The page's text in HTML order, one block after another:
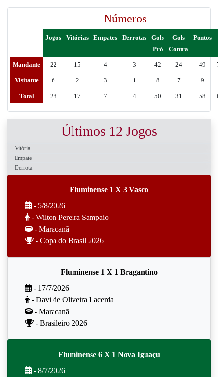
Números
Jogos Vitórias Empates Derrotas
Gols
Pró
Gols
Contra
Pontos
Mandante 22 15 4 3 42 24 49
Visitante 6 2 3 1 8 7 9
Total 28 17 7 4 50 31 58
Últimos 12 Jogos
Vitória
Empate
Derrota
Fluminense 1 X 3 Vasco
- 5/8/2026
- Wilton Pereira Sampaio
- Maracanã
- Copa do Brasil 2026
Fluminense 1 X 1 Bragantino
- 17/7/2026
- Davi de Oliveira Lacerda
- Maracanã
- Brasileiro 2026
Fluminense 6 X 1 Nova Iguaçu
- 8/7/2026